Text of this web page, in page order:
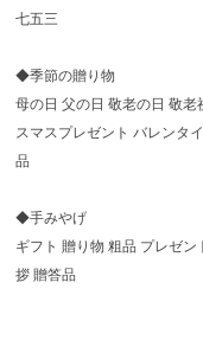
七五三
◆季節の贈り物
母の日 父の日 敬老の日 敬
スマスプレゼント バレンタ
品
◆手みやげ
ギフト 贈り物 粗品 プレゼ
拶 贈答品